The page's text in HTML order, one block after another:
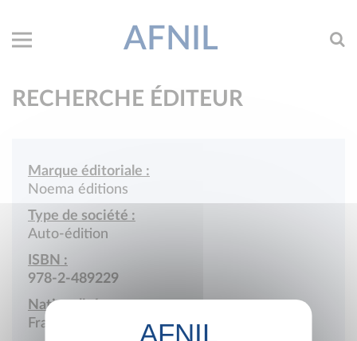
AFNIL
RECHERCHE ÉDITEUR
Marque éditoriale :
Noema éditions
Type de société :
Auto-édition
ISBN :
978-2-489229
Nationalité :
France